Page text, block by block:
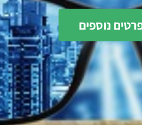
נוספים